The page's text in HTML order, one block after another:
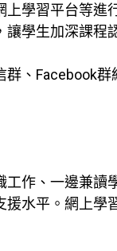
學習平台等
學生加深課程
、Facebook
作、一邊兼
水平。網上